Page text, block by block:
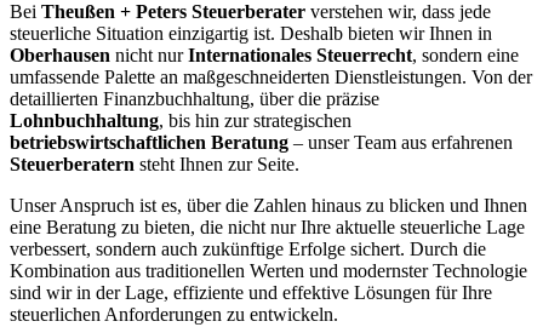
Bei Theußen + Peters Steuerberater verstehen wir, dass jede
steuerliche Situation einzigartig ist. Deshalb bieten wir Ihnen in
Oberhausen nicht nurInternationales Steuerrecht, sondern eine
umfassende Palette an maßgeschneiderten Dienstleistungen. Von der
detaillierten Finanzbuchhaltung, über die präzise
Lohnbuchhaltung, bis hin zur strategischen
betriebswirtschaftlichen Beratung – unser Team aus erfahrenen
Steuerberatern steht Ihnen zur Seite.
Unser Anspruch ist es, über die Zahlen hinaus zu blicken und Ihnen
eine Beratung zu bieten, die nicht nur Ihre aktuelle steuerliche Lage
verbessert, sondern auch zukünftige Erfolge sichert. Durch die
Kombination aus traditionellen Werten und modernster Technologie
sind wir in der Lage, effiziente und effektive Lösungen für Ihre
steuerlichen Anforderungen zu entwickeln.